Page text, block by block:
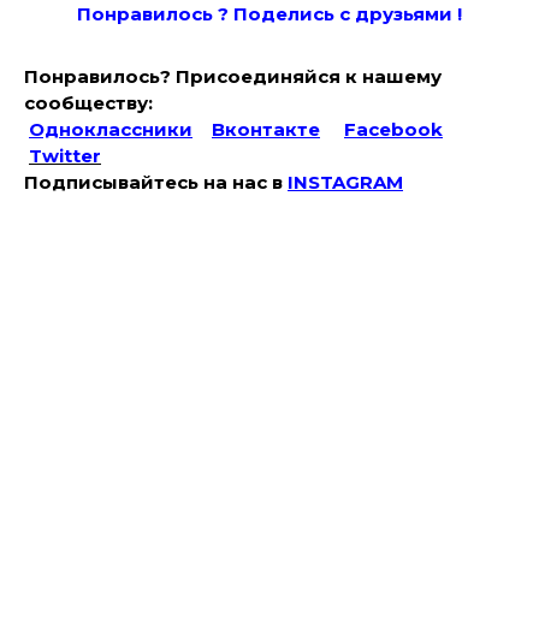
Понравилось ? Поделись с друзьями !
Понравилось? Присоединяйся к нашему
сообществу:
Одноклассники
Вконтакте
Facebook
Twitter
Подписывайтесь на наc в INSTAGRAM